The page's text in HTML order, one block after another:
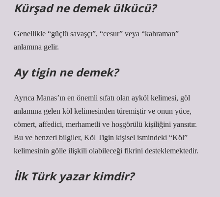
Kürşad ne demek ülkücü?
Genellikle “güçlü savaşçı”, “cesur” veya “kahraman”
anlamına gelir.
Ay tigin ne demek?
Ayrıca Manas’ın en önemli sıfatı olan ayköl kelimesi, göl
anlamına gelen köl kelimesinden türemiştir ve onun yüce,
cömert, affedici, merhametli ve hoşgörülü kişiliğini yansıtır.
Bu ve benzeri bilgiler, Köl Tigin kişisel ismindeki “Köl”
kelimesinin gölle ilişkili olabileceği fikrini desteklemektedir.
İlk Türk yazar kimdir?